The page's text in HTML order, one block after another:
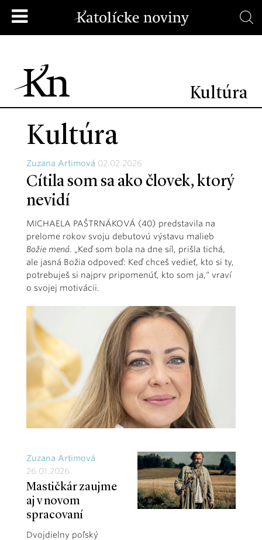
Kultúra
Kultúra
Zuzana Artimová 02.02.2026
Cítila som sa ako človek, ktorý
nevidí
MICHAELA PAŠTRNÁKOVÁ (40) predstavila na
prelome rokov svoju debutovú výstavu malieb
Božie mená. „Keď som bola na dne síl, prišla tichá,
ale jasná Božia odpoveď: Keď chceš vedieť, kto si ty,
potrebuješ si najprv pripomenúť, kto som ja,“ vraví
o svojej motivácii.
Zuzana Artimová
26.01.2026
Mastičkár zaujme
aj v novom
spracovaní
Dvojdielny poľský